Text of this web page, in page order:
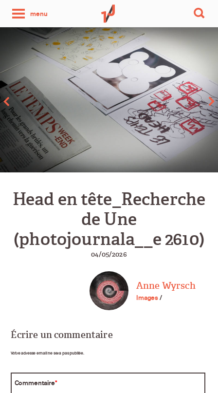
menu
photo
par
jour
Head en tête_Recherche
de Une
(photojournala__e 2610)
04/05/2026
Anne Wyrsch
Images/
Écrire un commentaire
Votre adresse email ne sera pas publiée.
Commentaire*